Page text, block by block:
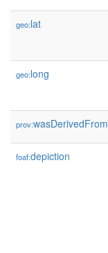
geo:lat
geo:long
prov:wasDerivedFrom
foaf:depiction